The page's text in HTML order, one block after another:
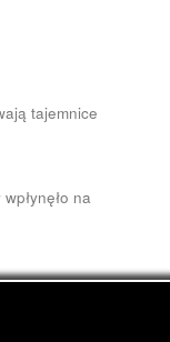
tajemnice
na
-